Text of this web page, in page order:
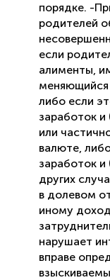
порядке. -
родителей
если
алименты,
меняющийся
либо если
заработок
или
валюте,
заработок
других
в долевом
иному
нарушает
вправе